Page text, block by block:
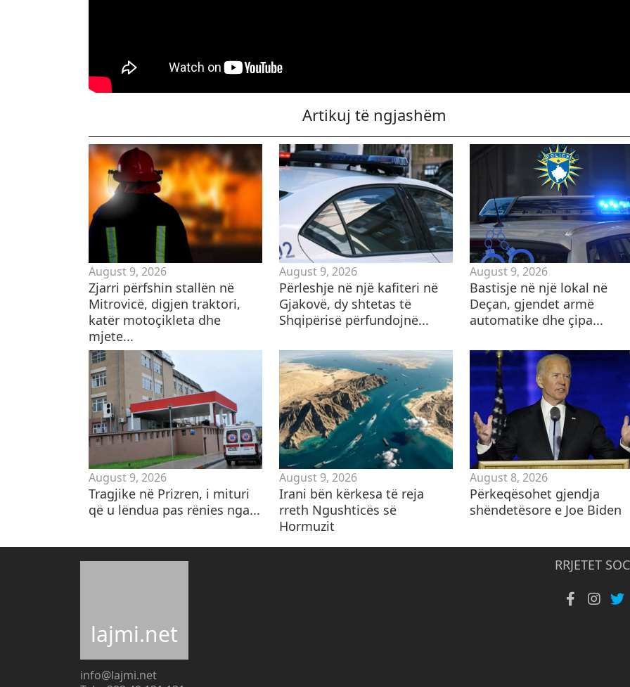
Artikuj të ngjashëm
August 9, 2026
Zjarri përfshin stallën në
Mitrovicë, digjen traktori,
katër motoçikleta dhe
mjete...
August 9, 2026
Përleshje në një kafiteri në
Gjakovë, dy shtetas të
Shqipërisë përfundojnë...
August 9, 2026
Bastisje në një lokal në
Deçan, gjendet armë
automatike dhe çipa...
August 9, 2026
Tragjike në Prizren, i mituri
që u lëndua pas rënies nga...
August 9, 2026
​Irani bën kërkesa të reja
rreth Ngushticës së
Hormuzit
August 8, 2026
Përkeqësohet gjendja
shëndetësore e Joe Biden
lajmi.net
info@lajmi.net
RRJETET